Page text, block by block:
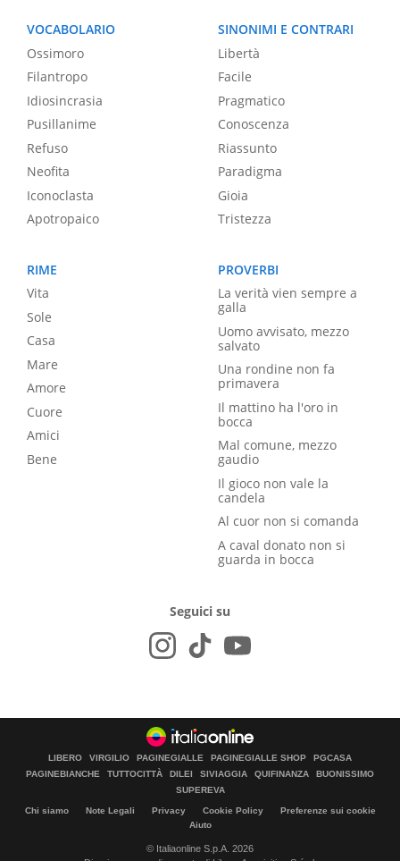
VOCABOLARIO
Ossimoro
Filantropo
Idiosincrasia
Pusillanime
Refuso
Neofita
Iconoclasta
Apotropaico
SINONIMI E CONTRARI
Libertà
Facile
Pragmatico
Conoscenza
Riassunto
Paradigma
Gioia
Tristezza
RIME
Vita
Sole
Casa
Mare
Amore
Cuore
Amici
Bene
PROVERBI
La verità vien sempre a
galla
Uomo avvisato, mezzo
salvato
Una rondine non fa
primavera
Il mattino ha l'oro in
bocca
Mal comune, mezzo
gaudio
Il gioco non vale la
candela
Al cuor non si comanda
A caval donato non si
guarda in bocca
Seguici su
LIBERO VIRGILIO PAGINEGIALLE PAGINEGIALLE SHOP
PGCASA
PAGINEBIANCHE
TUTTOCITTÀ DILEI SIVIAGGIA QUIFINANZA
BUONISSIMO
SUPEREVA
Chi siamo Note Legali Privacy Cookie Policy
Preferenze sui cookie
Aiuto
© Italiaonline S.p.A. 2026